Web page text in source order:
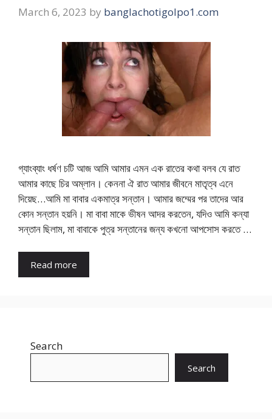
March 6, 2023 by banglachotigolpo1.com
গ্যাংব্যাং ধর্ষণ চটি আজ আমি আমার এমন এক রাতের কথা বলব যে রাত
আমার কাছে চির অম্লান। কেননা ঐ রাত আমার জীবনে মাতৃত্ব এনে
দিয়েছ…আমি মা বাবার একমাত্র সন্তান। আমার জম্মের পর তাদের আর
কোন সন্তান হয়নি। মা বাবা মাকে ভীষন আদর করতেন, যদিও আমি কন্যা
সন্তান ছিলাম, মা বাবাকে পুত্র সন্তানের জন্য কখনো আপসোস করতে …
Read more
Search
Search